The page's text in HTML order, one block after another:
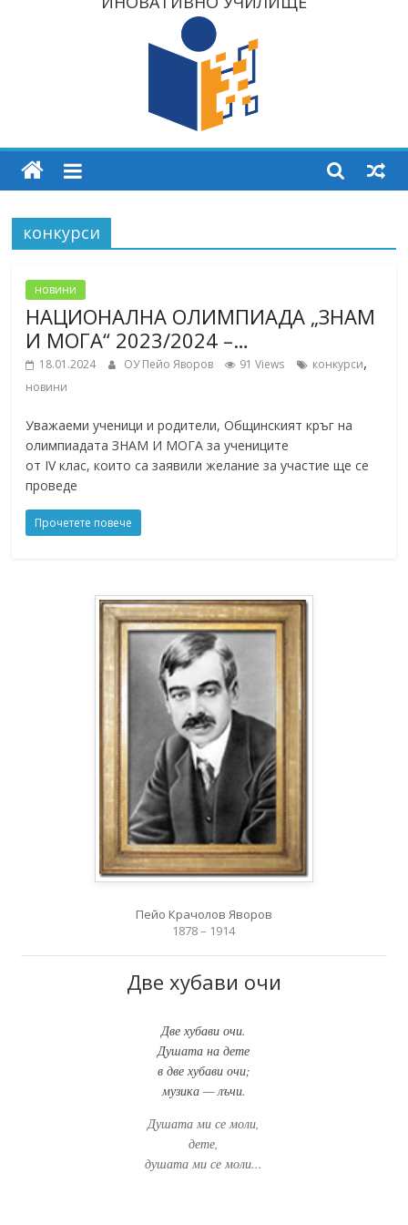
конкурси
новини
НАЦИОНАЛНА ОЛИМПИАДА „ЗНАМ
И МОГА“ 2023/2024 –…
18.01.2024 ОУ Пейо Яворов 91 Views конкурси,
новини
Уважаеми ученици и родители, Общинският кръг на
олимпиадата ЗНАМ И МОГА за учениците
от IV клас, които са заявили желание за участие ще се
проведе
Прочетете повече
Пейо Крачолов Яворов
1878 – 1914
Две хубави очи
Две хубави очи.
Душата на дете
в две хубави очи;
музика — лъчи.
Душата ми се моли,
дете,
душата ми се моли...